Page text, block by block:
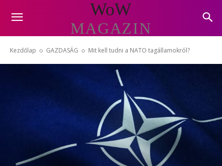
WoW
MAGAZIN
Kezdőlap GAZDASÁG Mit kell tudni a NATO tagállamokról?